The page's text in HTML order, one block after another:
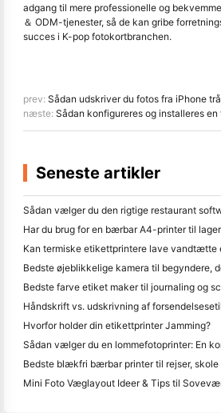
adgang til mere professionelle og
＆ ODM-tjenester, så de kan gribe
succes i K-pop fotokortbranchen.
prev: Sådan udskriver du fotos fra iPhone
næste: Sådan konfigureres og installeres
Seneste artikler
Hvorfor holder din etikettprinter Jamming?